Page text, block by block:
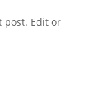
post. Edit or